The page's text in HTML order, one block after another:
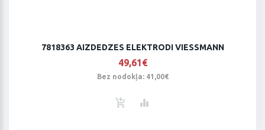
7818363 AIZDEDZES ELEKTRODI VIESSMANN
49,61€
Bez nodokļa: 41,00€